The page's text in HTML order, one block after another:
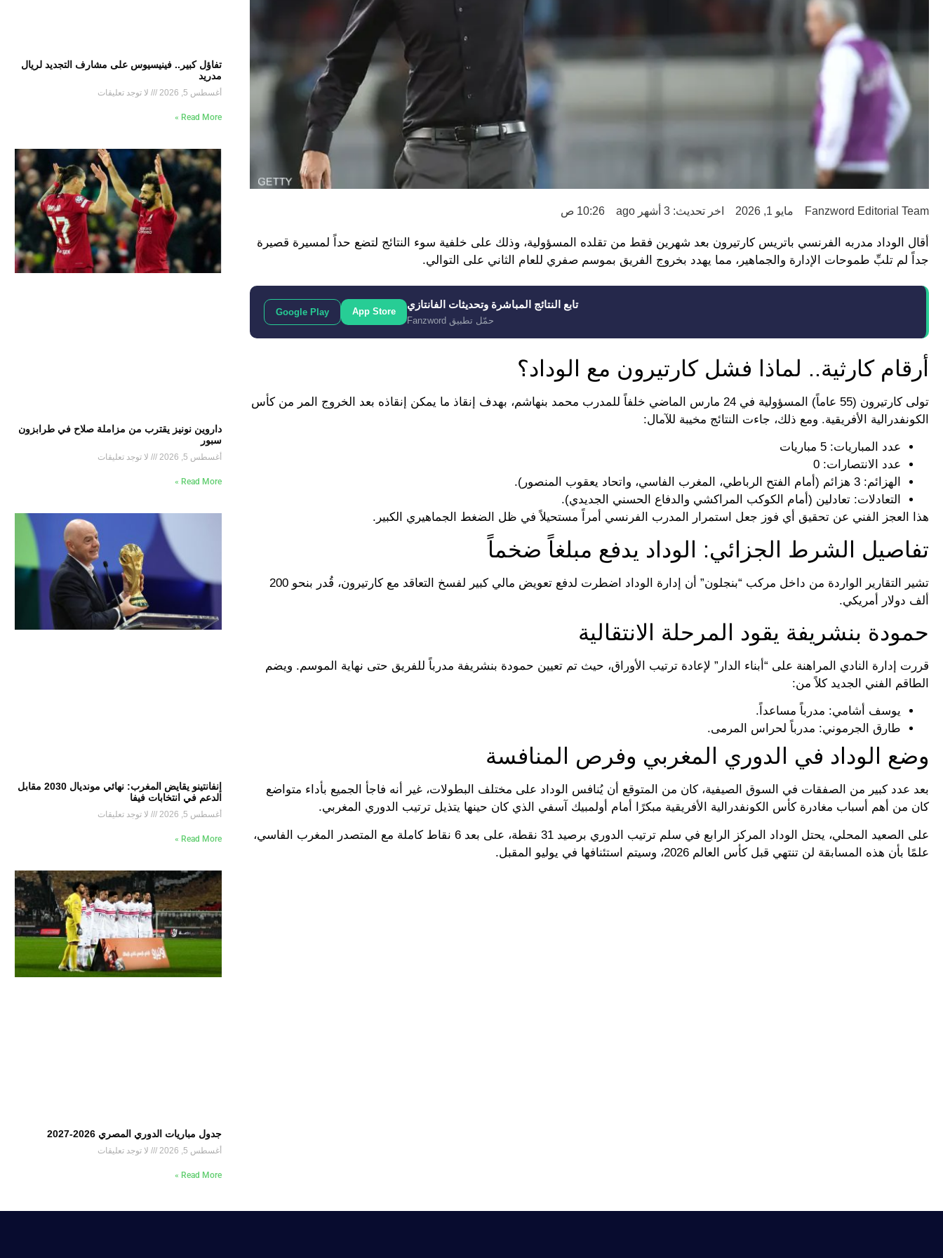
Fanzword Editorial Team مايو 1, 2026 اخر تحديث: 3 أشهر ago 10:26 ص
أقال الوداد مدربه الفرنسي باتريس كارتيرون بعد شهرين فقط من تقلده المسؤولية، وذلك على خلفية سوء النتائج لتضع حداً لمسيرة قصيرة
جداً لم تلبِّ طموحات الإدارة والجماهير، مما يهدد بخروج الفريق بموسم صفري للعام الثاني على التوالي.
تابع النتائج المباشرة وتحديثات الفانتازي
حمّل تطبيق Fanzword
App Store
Google Play
أرقام كارثية.. لماذا فشل كارتيرون مع الوداد؟
تولى كارتيرون (55 عاماً) المسؤولية في 24 مارس الماضي خلفاً للمدرب محمد بنهاشم، بهدف إنقاذ ما يمكن إنقاذه بعد الخروج المر من كأس
الكونفدرالية الأفريقية. ومع ذلك، جاءت النتائج مخيبة للآمال:
عدد المباريات: 5 مباريات
عدد الانتصارات: 0
الهزائم: 3 هزائم (أمام الفتح الرباطي، المغرب الفاسي، واتحاد يعقوب المنصور).
التعادلات: تعادلين (أمام الكوكب المراكشي والدفاع الحسني الجديدي).
هذا العجز الفني عن تحقيق أي فوز جعل استمرار المدرب الفرنسي أمراً مستحيلاً في ظل الضغط الجماهيري الكبير.
تفاصيل الشرط الجزائي: الوداد يدفع مبلغاً ضخماً
تشير التقارير الواردة من داخل مركب “بنجلون” أن إدارة الوداد اضطرت لدفع تعويض مالي كبير لفسخ التعاقد مع كارتيرون، قُدر بنحو 200
ألف دولار أمريكي.
حمودة بنشريفة يقود المرحلة الانتقالية
قررت إدارة النادي المراهنة على “أبناء الدار” لإعادة ترتيب الأوراق، حيث تم تعيين حمودة بنشريفة مدرباً للفريق حتى نهاية الموسم. ويضم
الطاقم الفني الجديد كلاً من:
يوسف أشامي: مدرباً مساعداً.
طارق الجرموني: مدرباً لحراس المرمى.
وضع الوداد في الدوري المغربي وفرص المنافسة
بعد عدد كبير من الصفقات في السوق الصيفية، كان من المتوقع أن يُنافس الوداد على مختلف البطولات، غير أنه فاجأ الجميع بأداء متواضع
كان من أهم أسباب مغادرة كأس الكونفدرالية الأفريقية مبكرًا أمام أولمبيك آسفي الذي كان حينها يتذيل ترتيب الدوري المغربي.
على الصعيد المحلي، يحتل الوداد المركز الرابع في سلم ترتيب الدوري برصيد 31 نقطة، على بعد 6 نقاط كاملة مع المتصدر المغرب الفاسي،
علمًا بأن هذه المسابقة لن تنتهي قبل كأس العالم 2026، وسيتم استئنافها في يوليو المقبل.
تفاؤل كبير.. فينيسيوس على مشارف التجديد لريال
مدريد
أغسطس 5, 2026 لا توجد تعليقات
Read More »
داروين نونيز يقترب من مزاملة صلاح في طرابزون
سبور
أغسطس 5, 2026 لا توجد تعليقات
Read More »
إنفانتينو يقايض المغرب: نهائي مونديال 2030 مقابل
الدعم في انتخابات فيفا
أغسطس 5, 2026 لا توجد تعليقات
Read More »
جدول مباريات الدوري المصري 2026-2027
أغسطس 5, 2026 لا توجد تعليقات
Read More »